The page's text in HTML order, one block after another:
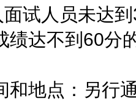
试人员未达
绩达不到60分
地点：另行通